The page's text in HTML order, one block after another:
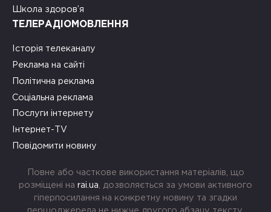
Школа здоров’я
ТЕЛЕРАДІОМОВЛЕННЯ
Історія телеканалу
Реклама на сайті
Політична реклама
Соціальна реклама
Послуги інтернету
Інтернет-TV
Повідомити новину
Повне або часткове використання матеріалів, що
розміщені на rai.ua , дозволяється за умови активного
гіперпосилання на конкретну новину та згадки
першоджерела не нижче другого абзацу тексту.